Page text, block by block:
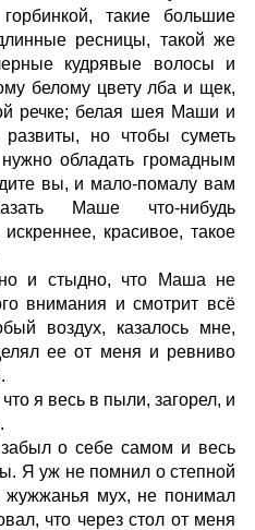
такие большие
ресницы, такой же
кудрявые волосы и
белому цвету лба и щек,
речке; белая шея Маши и
но чтобы суметь
обладать громадным
вы, и мало-помалу вам
Маше что-нибудь
красивое, такое
и стыдно, что Маша не
внимания и смотрит всё
воздух, казалось мне,
ее от меня и ревниво
я весь в пыли, загорел, и
о себе самом и весь
Я уж не помнил о степной
мух, не понимал
что через стол от меня